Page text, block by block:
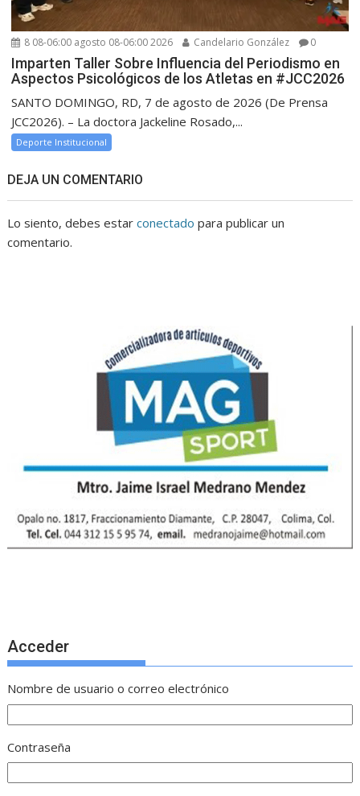
8 08-06:00 agosto 08-06:00 2026 Candelario González 0
Imparten Taller Sobre Influencia del Periodismo en
Aspectos Psicológicos de los Atletas en #JCC2026
SANTO DOMINGO, RD, 7 de agosto de 2026 (De Prensa
JCC2026). – La doctora Jackeline Rosado,...
Deporte Institucional
DEJA UN COMENTARIO
Lo siento, debes estarconectado para publicar un
comentario.
Acceder
Nombre de usuario o correo electrónico
Contraseña